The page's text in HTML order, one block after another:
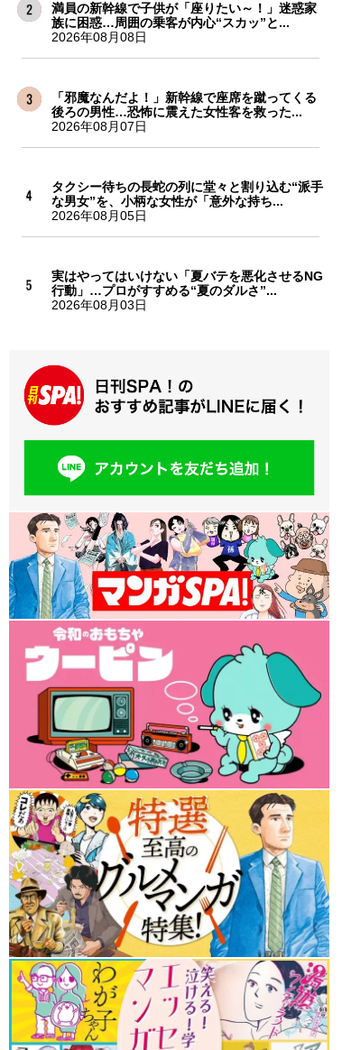
満員の新幹線で子供が「座りたい～！」迷惑家
族に困惑…周囲の乗客が内心“スカッ”と...
2026年08月08日
「邪魔なんだよ！」新幹線で座席を蹴ってくる
後ろの男性…恐怖に震えた女性客を救った...
2026年08月07日
タクシー待ちの長蛇の列に堂々と割り込む“派手
な男女”を、小柄な女性が「意外な持ち...
2026年08月05日
実はやってはいけない「夏バテを悪化させるNG
行動」…プロがすすめる“夏のダルさ”...
2026年08月03日